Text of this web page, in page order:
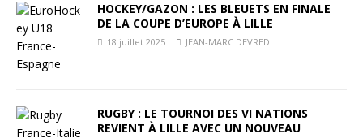
HOCKEY/GAZON : LES BLEUETS EN FINALE
DE LA COUPE D’EUROPE À LILLE
18 juillet 2025 JEAN-MARC DEVRED
RUGBY : LE TOURNOI DES VI NATIONS
REVIENT À LILLE AVEC UN NOUVEAU